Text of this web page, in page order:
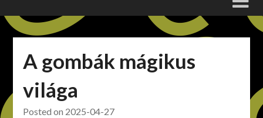
A gombák mágikus
világa
Posted on 2025-04-27